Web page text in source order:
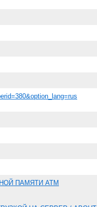
ПАМЯТИ ATM